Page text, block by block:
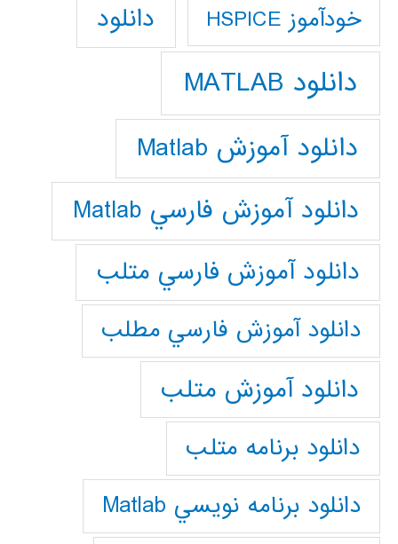
خودآموز HSPICE دانلود
دانلود MATLAB
دانلود آموزش Matlab
دانلود آموزش فارسي Matlab
دانلود آموزش فارسي متلب
دانلود آموزش فارسي مطلب
دانلود آموزش متلب
دانلود برنامه متلب
دانلود برنامه نويسي Matlab